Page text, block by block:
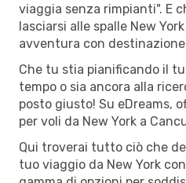
viaggia senza rimpianti". E
lasciarsi alle spalle New
avventura con destinazione
Che tu stia pianificando il
tempo o sia ancora alla
posto giusto! Su eDreams,
per voli da New York a
Qui troverai tutto ciò che
tuo viaggio da New York